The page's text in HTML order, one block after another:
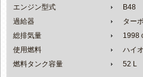
エンジン型式
B48
過給器
ター
総排気量
1998
使用燃料
ハイ
燃料タンク容量
52 L